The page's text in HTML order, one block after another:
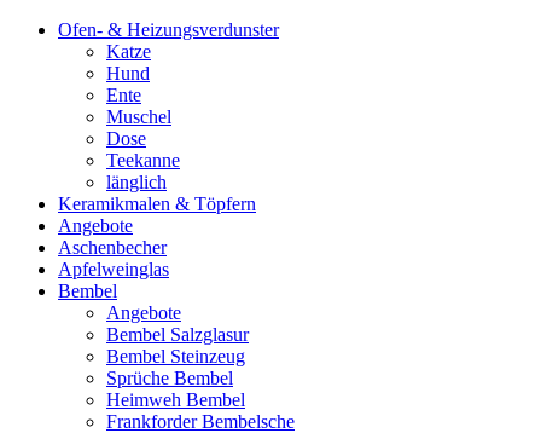
Ofen- & Heizungsverdunster
Katze
Hund
Ente
Muschel
Dose
Teekanne
länglich
Keramikmalen & Töpfern
Angebote
Aschenbecher
Apfelweinglas
Bembel
Angebote
Bembel Salzglasur
Bembel Steinzeug
Sprüche Bembel
Heimweh Bembel
Frankforder Bembelsche